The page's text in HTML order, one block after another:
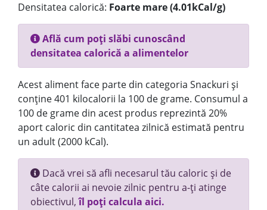
Densitatea calorică: Foarte mare (4.01kCal/g)
Află cum poți slăbi cunoscând
densitatea calorică a alimentelor
Acest aliment face parte din categoria Snackuri și
conține 401 kilocalorii la 100 de grame. Consumul a
100 de grame din acest produs reprezintă 20%
aport caloric din cantitatea zilnică estimată pentru
un adult (2000 kCal).
Dacă vrei să afli necesarul tău caloric și de
câte calorii ai nevoie zilnic pentru a-ți atinge
obiectivul,îl poți calcula aici.